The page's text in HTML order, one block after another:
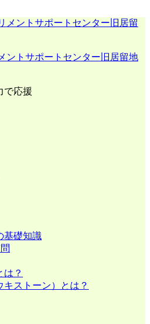
ントサポートセンター旧居留地
で応援
基礎知識
は？
キストーン）とは？